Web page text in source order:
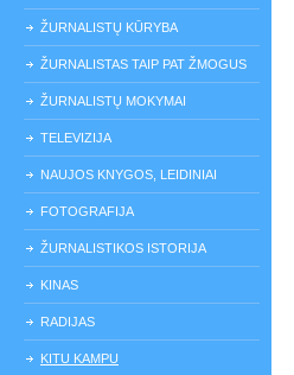
ŽURNALISTŲ KŪRYBA
ŽURNALISTAS TAIP PAT ŽMOGUS
ŽURNALISTŲ MOKYMAI
TELEVIZIJA
NAUJOS KNYGOS, LEIDINIAI
FOTOGRAFIJA
ŽURNALISTIKOS ISTORIJA
KINAS
RADIJAS
KITU KAMPU